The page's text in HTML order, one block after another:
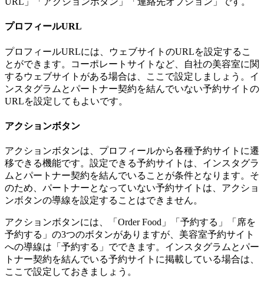
プロフィールURL
プロフィールURLには、ウェブサイトのURLを設定するこ
とができます。コーポレートサイトなど、自社の美容室に関
するウェブサイトがある場合は、ここで設定しましょう。イ
ンスタグラムとパートナー契約を結んでいない予約サイトの
URLを設定してもよいです。
アクションボタン
アクションボタンは、プロフィールから各種予約サイトに遷
移できる機能です。設定できる予約サイトは、インスタグラ
ムとパートナー契約を結んでいることが条件となります。そ
のため、パートナーとなっていない予約サイトは、アクショ
ンボタンの導線を設定することはできません。
アクションボタンには、「Order Food」「予約する」「席を
予約する」の3つのボタンがありますが、美容室予約サイト
への導線は「予約する」でできます。インスタグラムとパー
トナー契約を結んでいる予約サイトに掲載している場合は、
ここで設定しておきましょう。